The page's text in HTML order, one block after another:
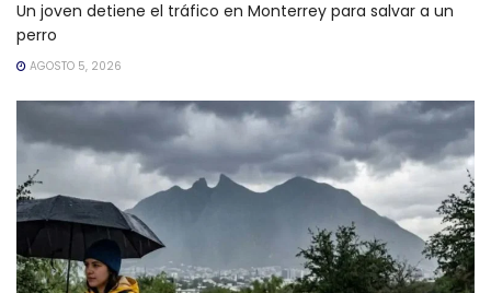
Un joven detiene el tráfico en Monterrey para salvar a un
perro
AGOSTO 5, 2026